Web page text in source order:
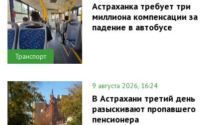
Транспорт
Астраханка требует три
миллиона компенсации за
падение в автобусе
9 августа 2026, 16:24
В Астрахани третий день
разыскивают пропавшего
пенсионера